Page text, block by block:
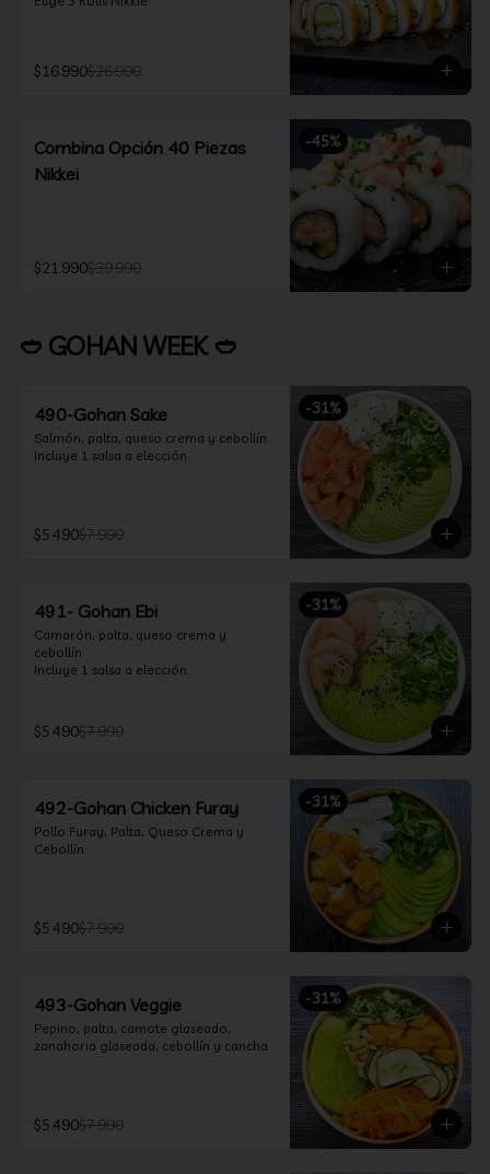
$16.990$26.990
-45%
Combina Opción 40 Piezas
Nikkei
$21.990$39.990
🥙 GOHAN WEEK 🥙
-31%
490-Gohan Sake
Salmón, palta, queso crema y cebollín.
Incluye 1 salsa a elección.
$5.490$7.990
-31%
491- Gohan Ebi
Camarón, palta, queso crema y
cebollín
Incluye 1 salsa a elección.
$5.490$7.990
-31%
492-Gohan Chicken Furay
Pollo Furay, Palta, Queso Crema y
Cebollín
$5.490$7.990
-31%
493-Gohan Veggie
Pepino, palta, camote glaseado,
zanahoria glaseada, cebollín y cancha.
$5.490$7.990